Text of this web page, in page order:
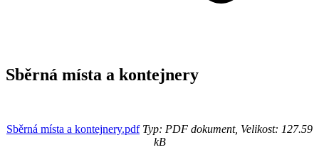
Sběrná místa a kontejnery
Sběrná místa a kontejnery.pdfTyp: PDF dokument, Velikost: 127.59
kB